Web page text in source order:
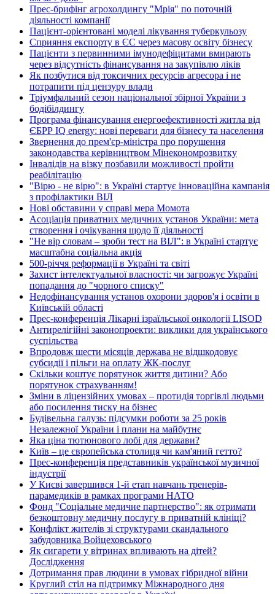
Прес-брифінг агрохолдингу "Мрія" по поточній
діяльності компанії
Пацієнт-орієнтовані моделі лікування туберкульозу
Сприяння експорту в ЄС через масову освіту бізнесу
Пацієнти з первинними імунодефіцитами вмирають
через відсутність фінансування на закупівлю ліків
Як позбутися від токсичних ресурсів агресора і не
потрапити під цензуру влади
Тріумфальний сезон національної збірної України з
бодібілдингу
Програма фінансування енергоефективності житла від
ЄБРР IQ energy: нові переваги для бізнесу та населення
Звернення до прем'єр-міністра про порушення
законодавства керівництвом Мінекономрозвитку
Інвалідів на візку позбавили можливості пройти
реабілітацію
"Вірю - не вірю": в Україні стартує інноваційна кампанія
з профілактики ВІЛ
Нові обставини у справі мера Момота
Асоціація приватних медичних установ України: мета
створення і очікування щодо її діяльності
"Не вір словам – зроби тест на ВІЛ": в Україні стартує
масштабна соціальна акція
500-річчя реформації в Україні та світі
Захист інтелектуальної власності: чи загрожує Україні
попадання до "чорного списку"
Недофінансування установ охорони здоров'я і освіти в
Київській області
Прес-конференція Лікарні ізраїльської онкології LISOD
Антирелігійні законопроекти: виклики для українського
суспільства
Впродовж шести місяців держава не відшкодовує
субсидії і пільги на оплату ЖК-послуг
Скільки коштує порятунок життя дитини? Або
порятунок страхуванням!
Зміни в ліцензійних умовах – протидія торгівлі людьми
або посилення тиску на бізнес
Будівельна галузь: підсумки роботи за 25 років
Незалежної України і плани на майбутнє
Яка ціна тютюнового лобі для держави?
Київ – це європейська столиця чи кам'яний гетто?
Прес-конференція представників української музичної
індустрії
У Києві завершився 1-й етап навчань тренерів-
парамедиків в рамках програми НАТО
Фонд "Соціальне медичне партнерство": як отримати
безкоштовну медичну послугу в приватній клініці?
Конфлікт жителів зі структурами скандального
забудовника Войцеховського
Як сигарети у вітринах впливають на дітей?
Дослідження
Дотримання прав людини в умовах гібридної війни
Круглий стіл на підтримку Міжнародного дня